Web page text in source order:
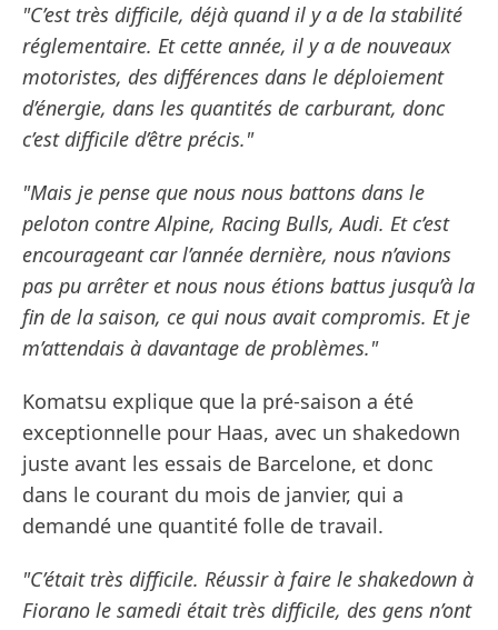
"C’est très difficile, déjà quand il y a de la stabilité
réglementaire. Et cette année, il y a de nouveaux
motoristes, des différences dans le déploiement
d’énergie, dans les quantités de carburant, donc
c’est difficile d’être précis."
"Mais je pense que nous nous battons dans le
peloton contre Alpine, Racing Bulls, Audi. Et c’est
encourageant car l’année dernière, nous n’avions
pas pu arrêter et nous nous étions battus jusqu’à la
fin de la saison, ce qui nous avait compromis. Et je
m’attendais à davantage de problèmes."
Komatsu explique que la pré-saison a été
exceptionnelle pour Haas, avec un shakedown
juste avant les essais de Barcelone, et donc
dans le courant du mois de janvier, qui a
demandé une quantité folle de travail.
"C’était très difficile. Réussir à faire le shakedown à
Fiorano le samedi était très difficile, des gens n’ont